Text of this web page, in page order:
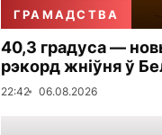
ГРАМАДСТВА
40,3 градуса —
рэкорд жніўня ў
22:42 06.08.2026